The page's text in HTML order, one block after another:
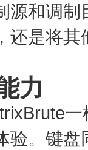
源和调
还是将
力
验。键